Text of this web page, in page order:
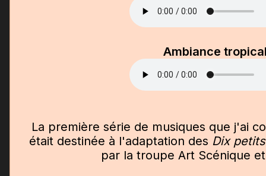
Ambiance
La première série de musiques que j'ai
était destinée à l'adaptation des Dix
par la troupe Art Scénique